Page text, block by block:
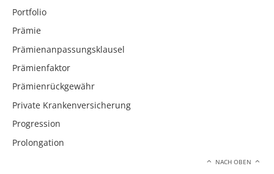
Portfolio
Prämie
Prämienanpassungsklausel
Prämienfaktor
Prämienrückgewähr
Private Krankenversicherung
Progression
Prolongation
NACH OBEN